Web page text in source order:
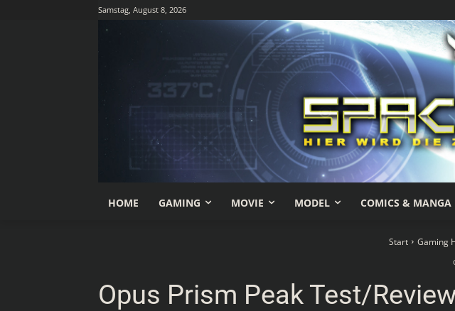
Samstag, August 8, 2026
HOME GAMING MOVIE MODEL COMICS & MANGA
Start Gaming
Opus Prism Peak Test/